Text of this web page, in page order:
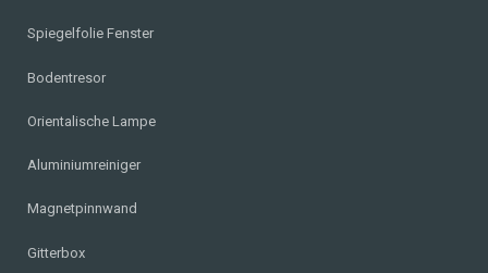
Spiegelfolie Fenster
Bodentresor
Orientalische Lampe
Aluminiumreiniger
Magnetpinnwand
Gitterbox